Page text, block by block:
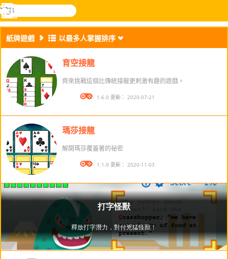
樂和遊
搜
尋
登入
功
能
紙牌遊戲 以最多人掌握排序
育空接龍
齊來挑戰這個比傳統接龍更刺激有趣的遊戲。
版本： 1.6.0 更新： 2020-07-21
瑪莎接龍
解開瑪莎覆蓋著的祕密
版本： 1.1.0 更新： 2020-11-03